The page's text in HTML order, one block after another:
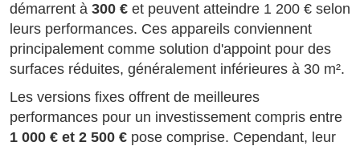
démarrent à 300 € et peuvent atteindre 1 200 € selon
leurs performances. Ces appareils conviennent
principalement comme solution d'appoint pour des
surfaces réduites, généralement inférieures à 30 m².
Les versions fixes offrent de meilleures
performances pour un investissement compris entre
1 000 € et 2 500 € pose comprise. Cependant, leur